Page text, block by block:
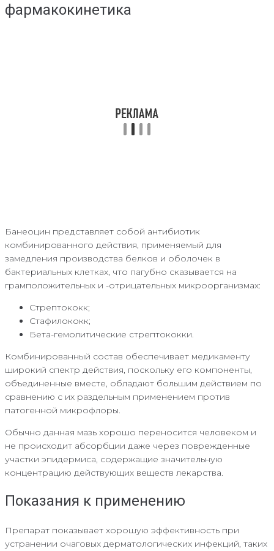
фармакокинетика
Банеоцин представляет собой антибиотик
комбинированного действия, применяемый для
замедления производства белков и оболочек в
бактериальных клетках, что пагубно сказывается на
грамположительных и -отрицательных микроорганизмах:
Стрептококк;
Стафилококк;
Бета-гемолитические стрептококки.
Комбинированный состав обеспечивает медикаменту
широкий спектр действия, поскольку его компоненты,
объединенные вместе, обладают большим действием по
сравнению с их раздельным применением против
патогенной микрофлоры.
Обычно данная мазь хорошо переносится человеком и
не происходит абсорбции даже через поврежденные
участки эпидермиса, содержащие значительную
концентрацию действующих веществ лекарства.
Показания к применению
Препарат показывает хорошую эффективность при
устранении очаговых дерматологических инфекций, таких